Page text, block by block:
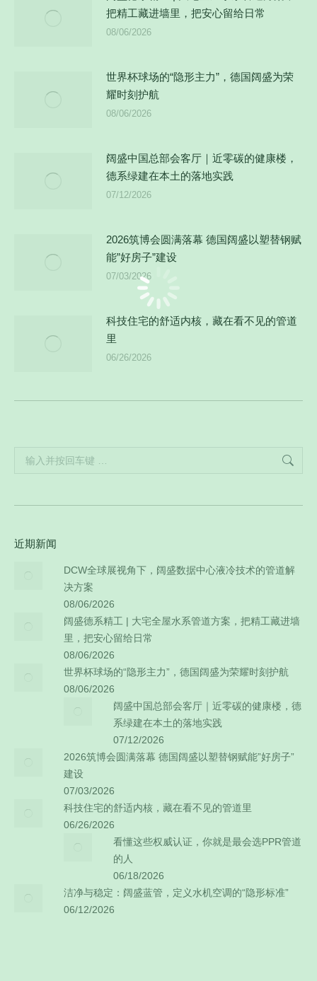
把精工藏进墙里，把安心留给日常
08/06/2026
世界杯球场的“隐形主力”，德国阔盛为荣
耀时刻护航
08/06/2026
阔盛中国总部会客厅｜近零碳的健康楼，
德系绿建在本土的落地实践
07/12/2026
2026筑博会圆满落幕 德国阔盛以塑替钢赋
能”好房子”建设
07/03/2026
科技住宅的舒适内核，藏在看不见的管道
里
06/26/2026
Search:
近期新闻
DCW全球展视角下，阔盛数据中心液冷技术的管道解
决方案
08/06/2026
阔盛德系精工 | 大宅全屋水系管道方案，把精工藏进墙
里，把安心留给日常
08/06/2026
世界杯球场的“隐形主力”，德国阔盛为荣耀时刻护航
08/06/2026
阔盛中国总部会客厅｜近零碳的健康楼，德
系绿建在本土的落地实践
07/12/2026
2026筑博会圆满落幕 德国阔盛以塑替钢赋能”好房子”
建设
07/03/2026
科技住宅的舒适内核，藏在看不见的管道里
06/26/2026
看懂这些权威认证，你就是最会选PPR管道
的人
06/18/2026
洁净与稳定：阔盛蓝管，定义水机空调的“隐形标准”
06/12/2026